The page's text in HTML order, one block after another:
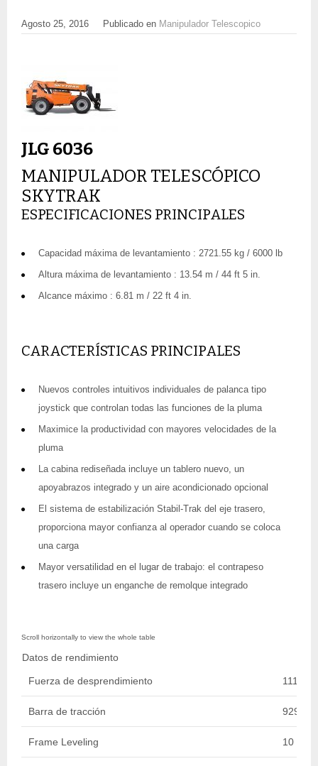
Agosto 25, 2016 Publicado en Manipulador Telescopico
JLG 6036
MANIPULADOR TELESCÓPICO
SKYTRAK
ESPECIFICACIONES PRINCIPALES
Capacidad máxima de levantamiento : 2721.55 kg / 6000 lb
Altura máxima de levantamiento : 13.54 m / 44 ft 5 in.
Alcance máximo : 6.81 m / 22 ft 4 in.
CARACTERÍSTICAS PRINCIPALES
Nuevos controles intuitivos individuales de palanca tipo
joystick que controlan todas las funciones de la pluma
Maximice la productividad con mayores velocidades de la
pluma
La cabina rediseñada incluye un tablero nuevo, un
apoyabrazos integrado y un aire acondicionado opcional
El sistema de estabilización Stabil-Trak del eje trasero,
proporciona mayor confianza al operador cuando se coloca
una carga
Mayor versatilidad en el lugar de trabajo: el contrapeso
trasero incluye un enganche de remolque integrado
Datos de rendimiento
Fuerza de desprendimiento
Barra de tracción
Frame Leveling 10